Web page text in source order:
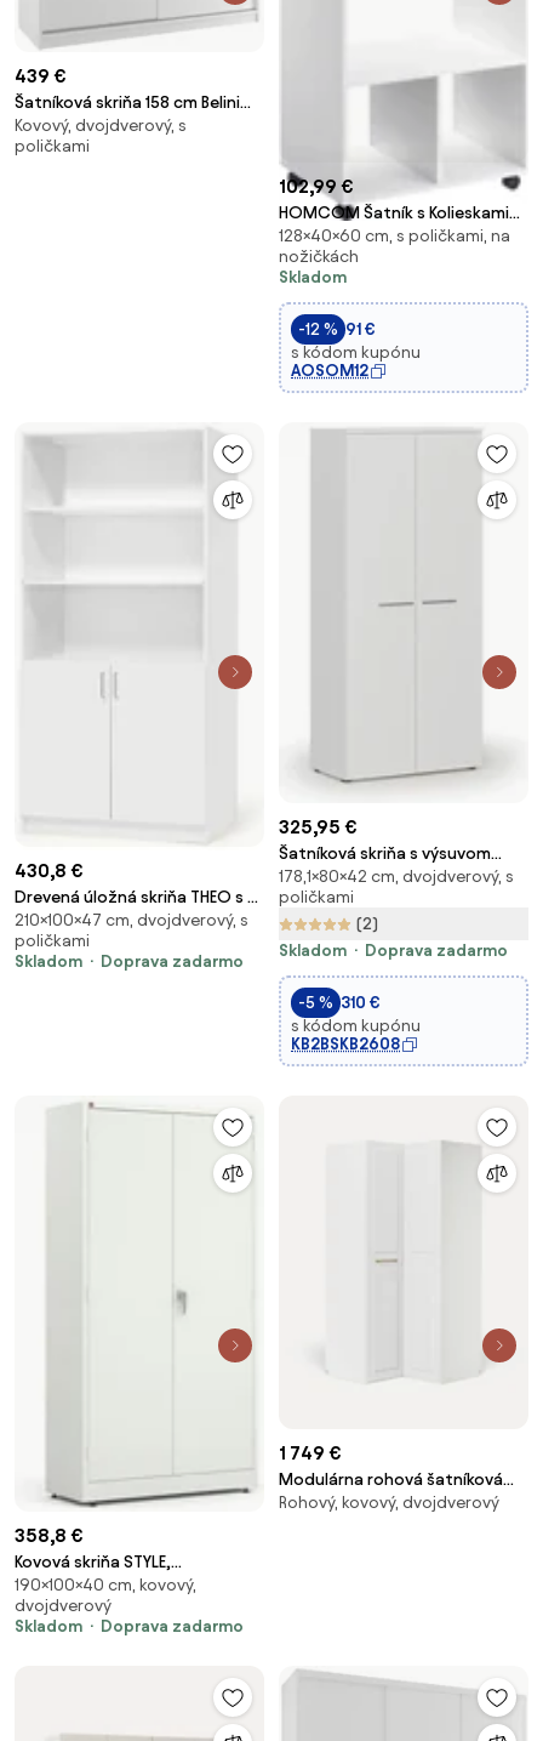
439 €
Šatníková skriňa 158 cm Belini
biely mat s posuvnými dverami
SI SZP3/3/W/W/0/AL
Kovový, dvojdverový, s
poličkami
102,99 €
HOMCOM Šatník s Kolieskami
na Odevy so Závesnou Tyčou a
Otvorenými Policami
Organizátor pre Spálňu
60x40x128 cm Biela | Aosom
128×40×60 cm, s poličkami, na
nožičkách
Skladom
-12 % 91 €
s kódom kupónu
AOSOM12
430,8 €
Drevená úložná skriňa THEO s 2
dverami, 1000x470x2100 mm,
biela
210×100×47 cm, dvojdverový, s
poličkami
Skladom
Doprava zadarmo
325,95 €
Šatníková skriňa s výsuvom
PRIMO WHITE, 800 x 420 x 1781
mm, biela
178,1×80×42 cm, dvojdverový, s
poličkami
(2)
Skladom
Doprava zadarmo
-5 % 310 €
s kódom kupónu
KB2BSKB2608
358,8 €
Kovová skriňa STYLE,
1900x1000x400 mm, biela/biela
190×100×40 cm, kovový,
dvojdverový
Skladom
Doprava zadarmo
1 749 €
Modulárna rohová šatníková
skriňa Charlotte, Š 115 cm
Rohový, kovový, dvojdverový